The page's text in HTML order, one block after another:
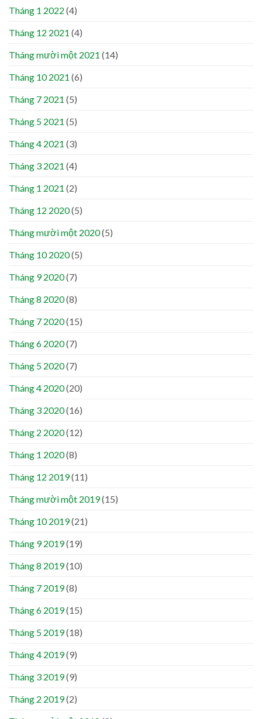
Tháng 1 2022 (4)
Tháng 12 2021 (4)
Tháng mười một 2021 (14)
Tháng 10 2021 (6)
Tháng 7 2021 (5)
Tháng 5 2021 (5)
Tháng 4 2021 (3)
Tháng 3 2021 (4)
Tháng 1 2021 (2)
Tháng 12 2020(5)
Tháng mười một 2020(5)
Tháng 10 2020(5)
Tháng 9 2020(7)
Tháng 8 2020(8)
Tháng 7 2020(15)
Tháng 6 2020(7)
Tháng 5 2020(7)
Tháng 4 2020(20)
Tháng 3 2020(16)
Tháng 2 2020(12)
Tháng 1 2020(8)
Tháng 12 2019(11)
Tháng mười một 2019(15)
Tháng 10 2019(21)
Tháng 9 2019(19)
Tháng 8 2019(10)
Tháng 7 2019(8)
Tháng 6 2019(15)
Tháng 5 2019(18)
Tháng 4 2019(9)
Tháng 3 2019(9)
Tháng 2 2019(2)